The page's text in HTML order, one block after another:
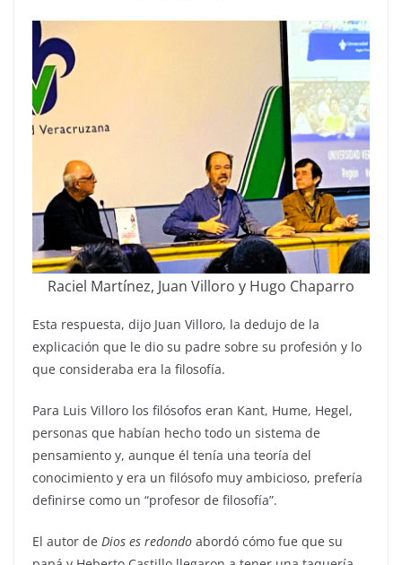
Raciel Martínez, Juan Villoro y Hugo Chaparro
Esta respuesta, dijo Juan Villoro, la dedujo de la
explicación que le dio su padre sobre su profesión y lo
que consideraba era la filosofía.
Para Luis Villoro los filósofos eran Kant, Hume, Hegel,
personas que habían hecho todo un sistema de
pensamiento y, aunque él tenía una teoría del
conocimiento y era un filósofo muy ambicioso, prefería
definirse como un “profesor de filosofía”.
El autor de Dios es redondo abordó cómo fue que su